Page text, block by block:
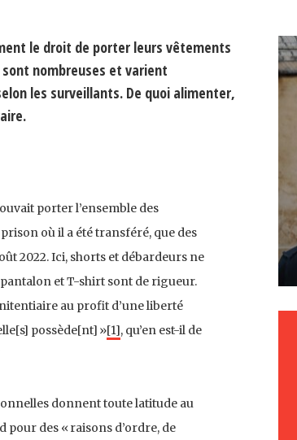
le droit de porter leurs vêtements
nombreuses et varient
les surveillants. De quoi alimenter,
porter l’ensemble des
où il a été transféré, que des
2022. Ici, shorts et débardeurs ne
et T-shirt sont de rigueur.
au profit d’une liberté
possède[nt] »[1], qu’en est-il de
donnent toute latitude au
pour des « raisons d’ordre, de